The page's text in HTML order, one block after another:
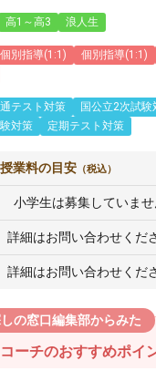
高1～高3 浪人生
別指導(1:1) 個別指導(1:1)
テスト対策
国公立2次試験
対策
定期テスト対策
授業料の目安 （税込）
小学生は募集していませ
詳細はお問い合わせくだ
詳細はお問い合わせくだ
の窓口編集部からみた
ーチのおすすめポイ